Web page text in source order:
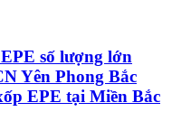
số lượng lớn
Yên Phong Bắc
EPE tại Miền Bắc